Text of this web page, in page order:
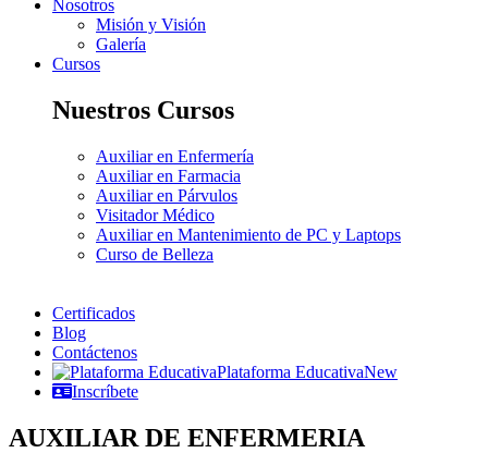
Nosotros
Misión y Visión
Galería
Cursos
Nuestros Cursos
Auxiliar en Enfermería
Auxiliar en Farmacia
Auxiliar en Párvulos
Visitador Médico
Auxiliar en Mantenimiento de PC y Laptops
Curso de Belleza
Certificados
Blog
Contáctenos
Plataforma EducativaNew
Inscríbete
AUXILIAR DE ENFERMERIA